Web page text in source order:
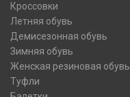
Кроссовки
Летняя обувь
Демисезонная обувь
Зимняя обувь
Женская резиновая обувь
Туфли